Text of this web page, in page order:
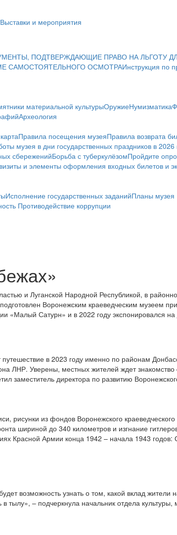
Выставки и мероприятия
ПОДТВЕРЖДАЮЩИЕ ПРАВО НА ЛЬГОТУ
САМОСТОЯТЕЛЬНОГО ОСМОТРАИнструкция по
материальной культурыОружиеНумизматика
Археология
Правила посещения музеяПравила возврата
музея в дни государственных праздников в 2026
сбереженийБорьба с туберкулёзомПройдите
и элементы оформления входных билетов и
Исполнение государственных заданийПланы музея
Противодействие коррупции
и Луганской Народной Республикой, в
Воронежским краеведческим музеем
«Малый Сатурн» и в 2022 году экспонировался
в 2023 году именно по районам
ЛНР. Уверены, местных жителей ждет
заместитель директора по развитию
рисунки из фондов Воронежского
шириной до 340 километров и изгнание
Красной Армии конца 1942 – начала 1943
возможность узнать о том, какой вклад
– подчеркнула начальник отдела